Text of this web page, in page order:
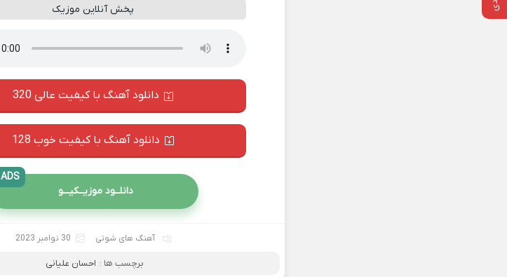
پخش آنلاین موزیک
دانلود آهنگ با کیفیت عالی 320
دانلود آهنگ با کیفیت خوب 128
دانلــود موزیــکیـــو
ADS
آهنگ های شوتی 30 نوامبر 2023
برچسب ها : احسان علیانی